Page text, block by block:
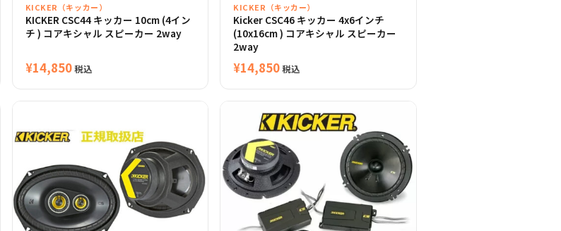
KICKER（キッカー）
KICKER CSC44 キッカー 10cm (4イン
チ ) コアキシャル スピーカー 2way
¥14,850税込
KICKER（キッカー）
Kicker CSC46 キッカー 4x6インチ
(10x16cm ) コアキシャル スピーカー
2way
¥14,850税込